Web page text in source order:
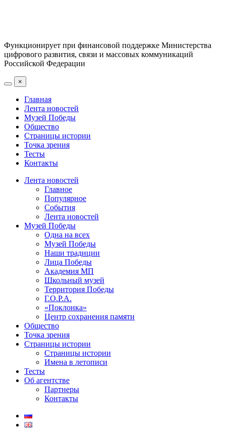
Функционирует при финансовой поддержке Министерства
цифрового развития, связи и массовых коммуникаций
Российской Федерации
×
Главная
Лента новостей
Музей Победы
Общество
Страницы истории
Точка зрения
Тесты
Контакты
Лента новостей
Главное
Популярное
События
Лента новостей
Музей Победы
Одна на всех
Музей Победы
Наши традиции
Лица Победы
Академия МП
Школьный музей
Территория Победы
Г.О.Р.А.
«Поклонка»
Центр сохранения памяти
Общество
Точка зрения
Страницы истории
Страницы истории
Имена в летописи
Тесты
Об агентстве
Партнеры
Контакты